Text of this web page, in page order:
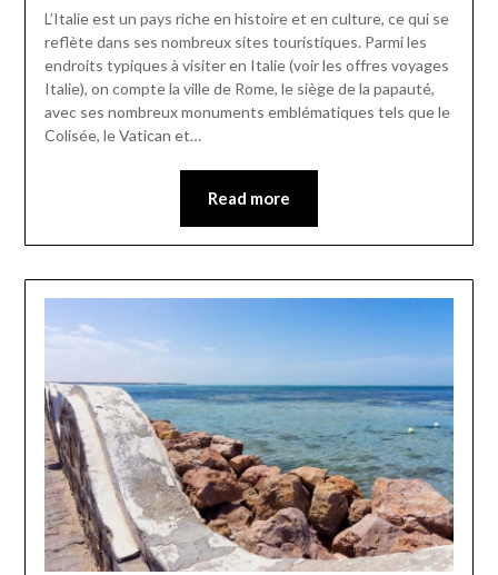
L’Italie est un pays riche en histoire et en culture, ce qui se
reflète dans ses nombreux sites touristiques. Parmi les
endroits typiques à visiter en Italie (voir les offres voyages
Italie), on compte la ville de Rome, le siège de la papauté,
avec ses nombreux monuments emblématiques tels que le
Colisée, le Vatican et…
Read more